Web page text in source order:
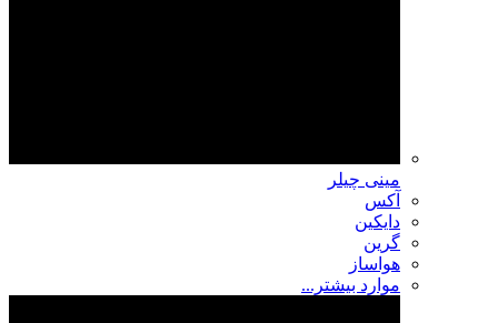
مینی چیلر
آکس
دایکین
گرین
هواساز
موارد بیشتر...